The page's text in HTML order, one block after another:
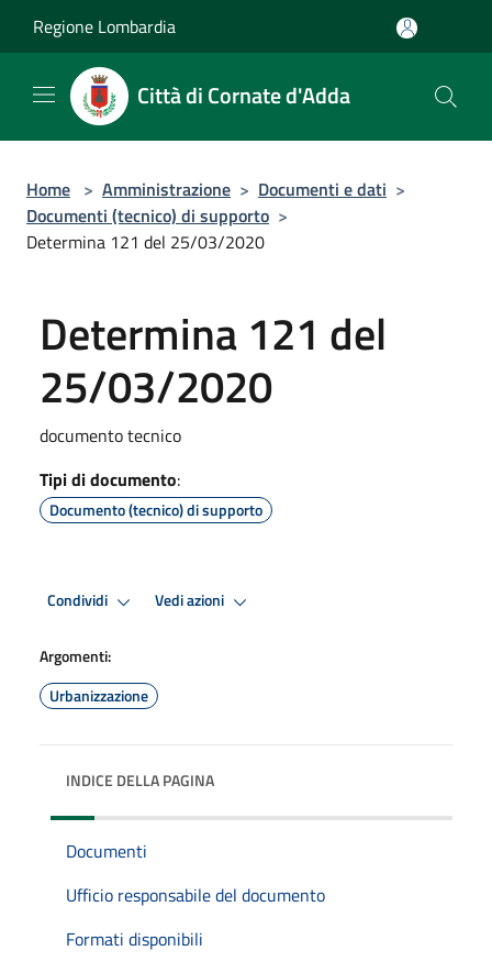
Regione Lombardia
Città di Cornate d'Adda
Home > Amministrazione > Documenti e dati >
Documenti (tecnico) di supporto >
Determina 121 del 25/03/2020
Determina 121 del
25/03/2020
documento tecnico
Tipi di documento:
Documento (tecnico) di supporto
Condividi Vedi azioni
Argomenti:
Urbanizzazione
INDICE DELLA PAGINA
Documenti
Ufficio responsabile del documento
Formati disponibili